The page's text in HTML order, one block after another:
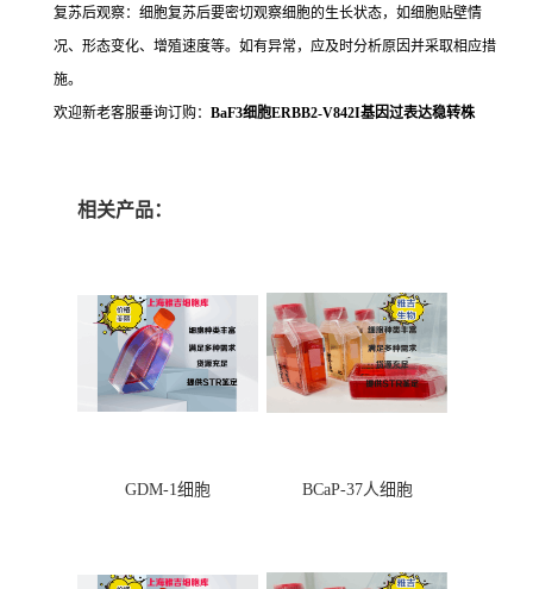
复苏后观察：细胞复苏后要密切观察细胞的生长状态，如细胞贴壁情
况、形态变化、增殖速度等。如有异常，应及时分析原因并采取相应措
施。
欢迎新老客服垂询订购： BaF3细胞ERBB2-V842I基因过表达稳转株
相关产品：
GDM-1细胞 BCaP-37人细胞